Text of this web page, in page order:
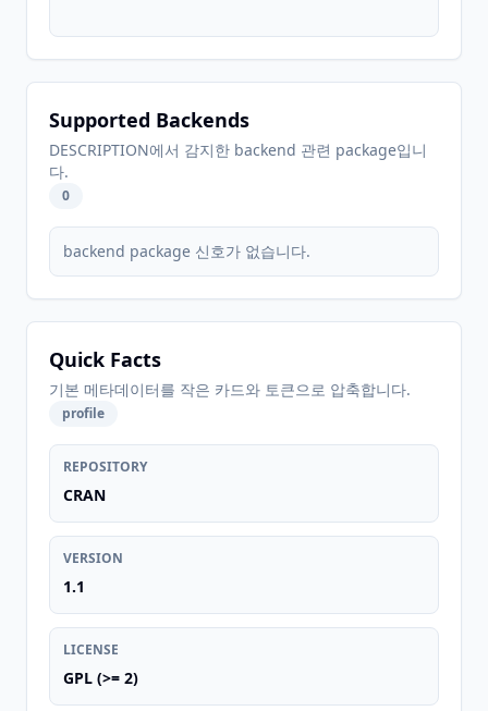
Supported Backends
DESCRIPTION에서 감지한 backend 관련 package입니
다.
0
backend package 신호가 없습니다.
Quick Facts
기본 메타데이터를 작은 카드와 토큰으로 압축합니다.
profile
REPOSITORY
CRAN
VERSION
1.1
LICENSE
GPL (>= 2)